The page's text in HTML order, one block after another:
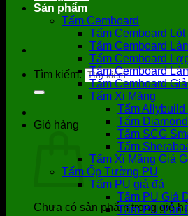
Tìm kiếm:
Giỏ hàng
Chưa có sản phẩm trong giỏ
Sản phẩm
Tấm Cemboard
Tấm Cemboard Lót
Tấm Cemboard
Tấm Cemboard
Tấm Cemboard
Tấm Cemboard
Tấm Xi Măng
Tấm Allybuild
Tấm
Tấm SCG
Tấm
Tấm Xi Măng Giả
Tấm Ốp Tường PU
Tấm PU giả đá
Tấm PU Giả
Tấm PU Vân